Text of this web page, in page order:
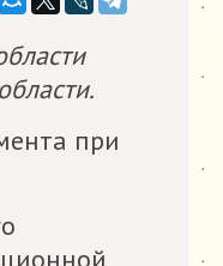
при
˙
˙
˙